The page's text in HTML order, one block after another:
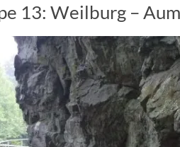
13: Weilburg –